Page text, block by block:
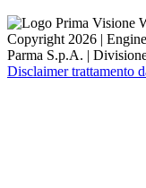
Copyright 2026 |
Parma S.p.A. |
Disclaimer trattamento